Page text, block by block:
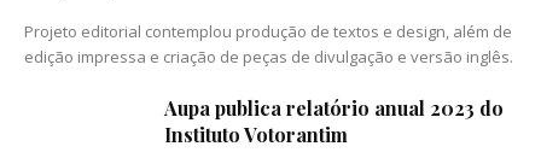
Projeto editorial contemplou produção de textos e design, além de
edição impressa e criação de peças de divulgação e versão inglês.
Aupa publica relatório anual 2023 do
Instituto Votorantim